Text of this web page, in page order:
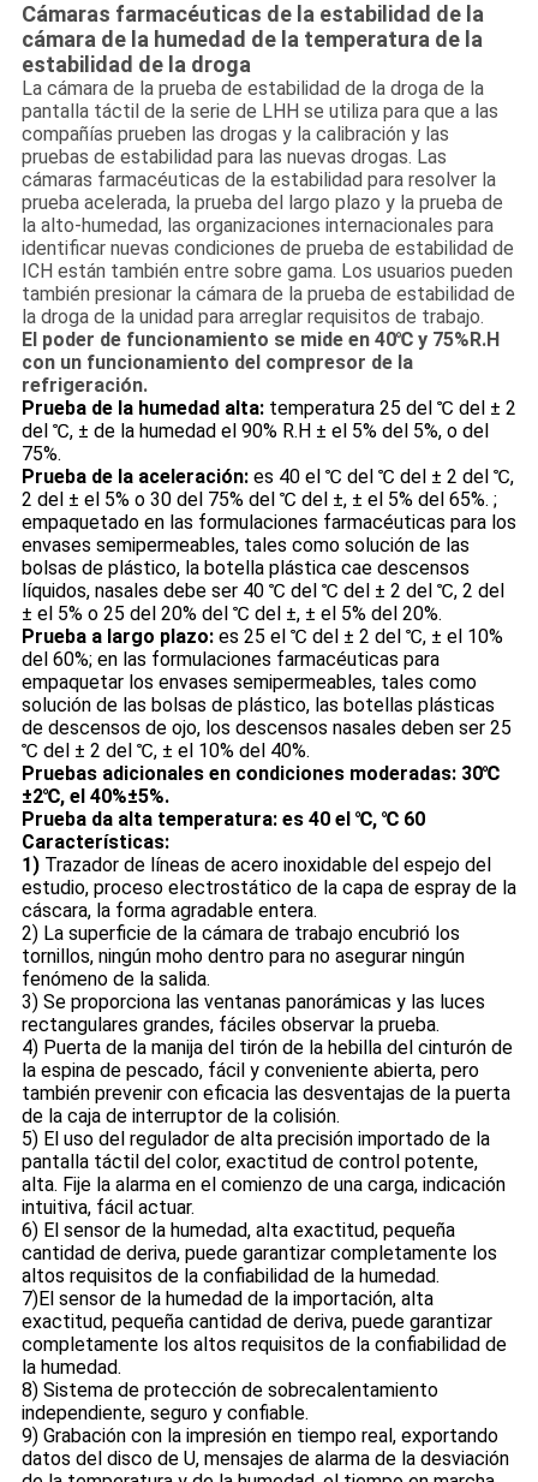
Cámaras farmacéuticas de la estabilidad de la
cámara de la humedad de la temperatura de la
estabilidad de la droga
La cámara de la prueba de estabilidad de la droga de la
pantalla táctil de la serie de LHH se utiliza para que a las
compañías prueben las drogas y la calibración y las
pruebas de estabilidad para las nuevas drogas. Las
cámaras farmacéuticas de la estabilidad para resolver la
prueba acelerada, la prueba del largo plazo y la prueba de
la alto-humedad, las organizaciones internacionales para
identificar nuevas condiciones de prueba de estabilidad de
ICH están también entre sobre gama. Los usuarios pueden
también presionar la cámara de la prueba de estabilidad de
la droga de la unidad para arreglar requisitos de trabajo.
El poder de funcionamiento se mide en 40℃ y 75%R.H
con un funcionamiento del compresor de la
refrigeración.
Prueba de la humedad alta:temperatura 25 del ℃ del ± 2
del ℃, ± de la humedad el 90% R.H ± el 5% del 5%, o del
75%.
Prueba de la aceleración:es 40 el ℃ del ℃ del ± 2 del ℃,
2 del ± el 5% o 30 del 75% del ℃ del ±, ± el 5% del 65%. ;
empaquetado en las formulaciones farmacéuticas para los
envases semipermeables, tales como solución de las
bolsas de plástico, la botella plástica cae descensos
líquidos, nasales debe ser 40 ℃ del ℃ del ± 2 del ℃, 2 del
± el 5% o 25 del 20% del ℃ del ±, ± el 5% del 20%.
Prueba a largo plazo:es 25 el ℃ del ± 2 del ℃, ± el 10%
del 60%; en las formulaciones farmacéuticas para
empaquetar los envases semipermeables, tales como
solución de las bolsas de plástico, las botellas plásticas
de descensos de ojo, los descensos nasales deben ser 25
℃ del ± 2 del ℃, ± el 10% del 40%.
Pruebas adicionales en condiciones moderadas: 30℃
±2℃, el 40%±5%.
Prueba da alta temperatura: es 40 el ℃, ℃ 60
Características:
1) Trazador de líneas de acero inoxidable del espejo del
estudio, proceso electrostático de la capa de espray de la
cáscara, la forma agradable entera.
2) La superficie de la cámara de trabajo encubrió los
tornillos, ningún moho dentro para no asegurar ningún
fenómeno de la salida.
3) Se proporciona las ventanas panorámicas y las luces
rectangulares grandes, fáciles observar la prueba.
4) Puerta de la manija del tirón de la hebilla del cinturón de
la espina de pescado, fácil y conveniente abierta, pero
también prevenir con eficacia las desventajas de la puerta
de la caja de interruptor de la colisión.
5) El uso del regulador de alta precisión importado de la
pantalla táctil del color, exactitud de control potente,
alta. Fije la alarma en el comienzo de una carga, indicación
intuitiva, fácil actuar.
6) El sensor de la humedad, alta exactitud, pequeña
cantidad de deriva, puede garantizar completamente los
altos requisitos de la confiabilidad de la humedad.
7)El sensor de la humedad de la importación, alta
exactitud, pequeña cantidad de deriva, puede garantizar
completamente los altos requisitos de la confiabilidad de
la humedad.
8) Sistema de protección de sobrecalentamiento
independiente, seguro y confiable.
9) Grabación con la impresión en tiempo real, exportando
datos del disco de U, mensajes de alarma de la desviación